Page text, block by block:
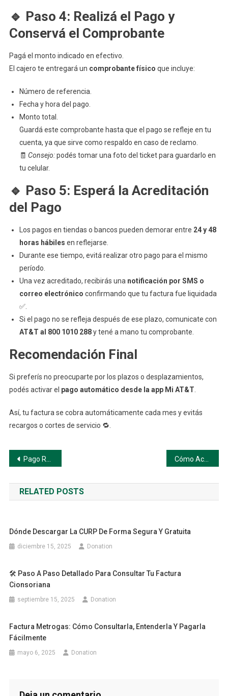
🔹 Paso 4: Realizá el Pago y
Conservá el Comprobante
Pagá el monto indicado en efectivo.
El cajero te entregará un comprobante físico que incluye:
Número de referencia.
Fecha y hora del pago.
Monto total.
Guardá este comprobante hasta que el pago se refleje en tu
cuenta, ya que sirve como respaldo en caso de reclamo.
🧾 Consejo:podés tomar una foto del ticket para guardarlo en
tu celular.
🔹 Paso 5: Esperá la Acreditación
del Pago
Los pagos en tiendas o bancos pueden demorar entre 24 y 48
horas hábiles en reflejarse.
Durante ese tiempo, evitá realizar otro pago para el mismo
período.
Una vez acreditado, recibirás una notificación por SMS o
correo electrónico confirmando que tu factura fue liquidada
✅.
Si el pago no se refleja después de ese plazo, comunicate con
AT&T al 800 1010 288y tené a mano tu comprobante.
Recomendación Final
Si preferís no preocuparte por los plazos o desplazamientos,
podés activar el pago automático desde la app Mi AT&T
Así, tu factura se cobra automáticamente cada mes y evitás
recargos o cortes de servicio 🔁.
Navegación
de
entradas
Pago Rápido desde el Sitio Web de AT&T
RELATED POSTS
Dónde Descargar La CURP De Forma Segura Y Gratuita
diciembre 15, 2025 Donation
🛠️ Paso A Paso Detallado Para Consultar Tu Factura
Cionsoriana
septiembre 15, 2025 Donation
Factura Metrogas: Cómo Consultarla, Entenderla Y Pagarla
Fácilmente
mayo 6, 2025 Donation